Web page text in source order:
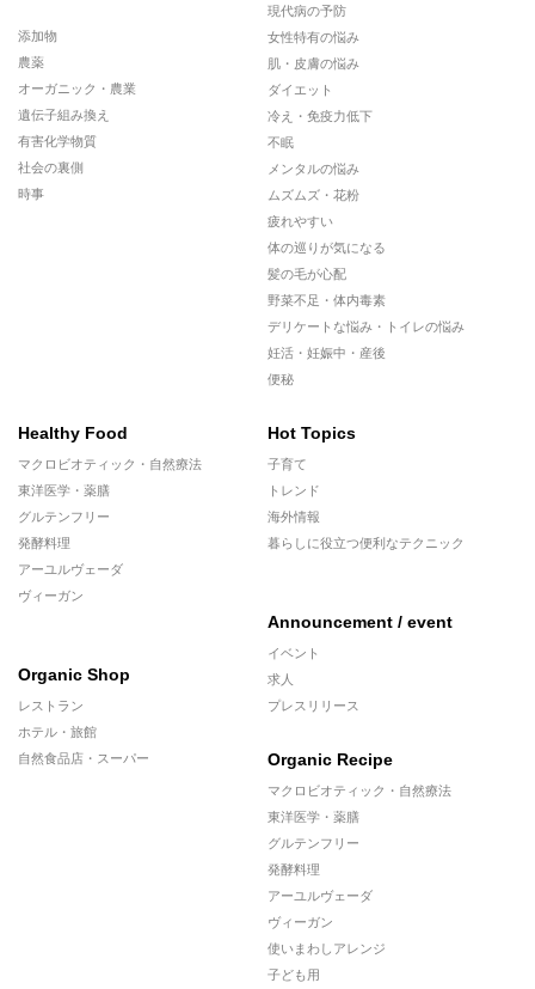
添加物
農薬
オーガニック・農業
遺伝子組み換え
有害化学物質
社会の裏側
時事
現代病の予防
女性特有の悩み
肌・皮膚の悩み
ダイエット
冷え・免疫力低下
不眠
メンタルの悩み
ムズムズ・花粉
疲れやすい
体の巡りが気になる
髪の毛が心配
野菜不足・体内毒素
デリケートな悩み・トイレの悩み
妊活・妊娠中・産後
便秘
Healthy Food
マクロビオティック・自然療法
東洋医学・薬膳
グルテンフリー
発酵料理
アーユルヴェーダ
ヴィーガン
Organic Shop
レストラン
ホテル・旅館
自然食品店・スーパー
Hot Topics
子育て
トレンド
海外情報
暮らしに役立つ便利なテクニック
Announcement / event
イベント
求人
プレスリリース
Organic Recipe
マクロビオティック・自然療法
東洋医学・薬膳
グルテンフリー
発酵料理
アーユルヴェーダ
ヴィーガン
使いまわしアレンジ
子ども用